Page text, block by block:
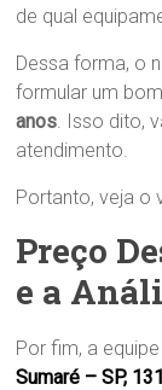
de qual
Dessa forma, o
formular um
anos . Isso dito,
atendimento.
Portanto, veja o
Preço
e a
Por fim, a
Sumaré – SP,